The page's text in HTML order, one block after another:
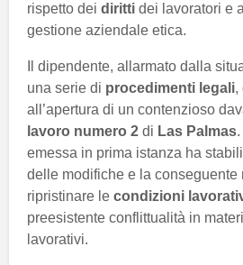
rispetto dei diritti dei lavoratori e
gestione aziendale etica.
Il dipendente, allarmato dalla
una serie di procedimenti legali,
all’apertura di un contenzioso
lavoro numero 2 di Las Palmas
emessa in prima istanza ha
delle modifiche e la conseguente
ripristinare le condizioni
preesistente conflittualità in
lavorativi.